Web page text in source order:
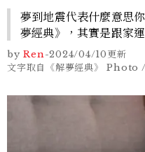
夢到地震代表什麼意思
夢經典》，其實是跟家
by Ren-2024/04/10更新
文字取自《解夢經典》